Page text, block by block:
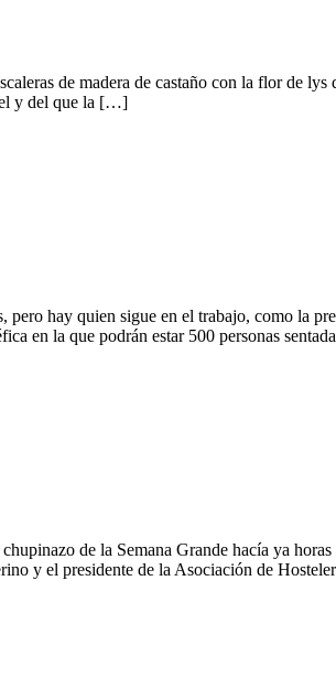
de madera de castaño con la flor de
y del que la […]
pero hay quien sigue en el trabajo, como la
en la que podrán estar 500 personas
de la Semana Grande hacía ya
y el presidente de la Asociación de